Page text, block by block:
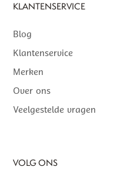
KLANTENSERVICE
Blog
Klantenservice
Merken
Over ons
Veelgestelde vragen
VOLG ONS